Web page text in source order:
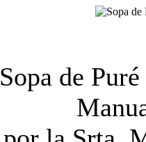
Sopa de